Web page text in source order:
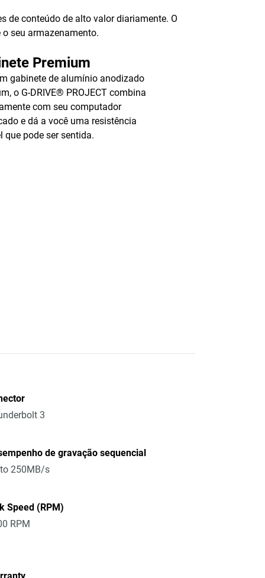
de conteúdo de alto valor diariamente. O
seu armazenamento.
Premium
gabinete de alumínio anodizado
o G-DRIVE® PROJECT combina
com seu computador
e dá a você uma resistência
que pode ser sentida.
3
de gravação sequencial
250MB/s
Speed (RPM)
RPM